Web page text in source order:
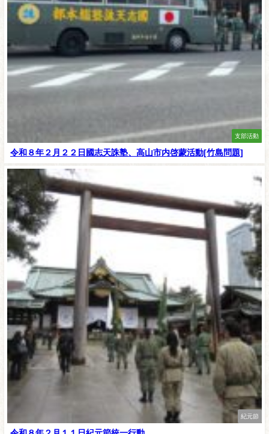
支部活動
令和８年２月２２日國志天誅塾、高山市内啓蒙活動[竹島問題]
紀元節